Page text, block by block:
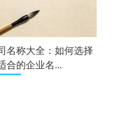
名称大全：如何选择
合的企业名...